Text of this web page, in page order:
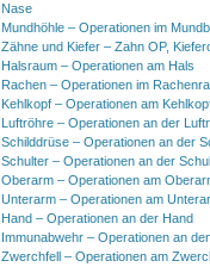
Nase
Mundhöhle – Operationen im
Zähne und Kiefer – Zahn OP,
Halsraum – Operationen am Hals
Rachen – Operationen im
Kehlkopf – Operationen am
Luftröhre – Operationen an der
Schilddrüse – Operationen an der
Schulter – Operationen an der
Oberarm – Operationen am
Unterarm – Operationen am
Hand – Operationen an der Hand
Immunabwehr – Operationen an
Zwerchfell – Operationen am